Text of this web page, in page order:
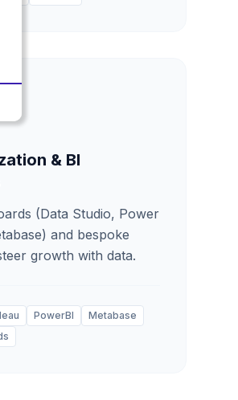
& BI
(Data Studio, Power
and bespoke
growth with data.
PowerBI
Metabase